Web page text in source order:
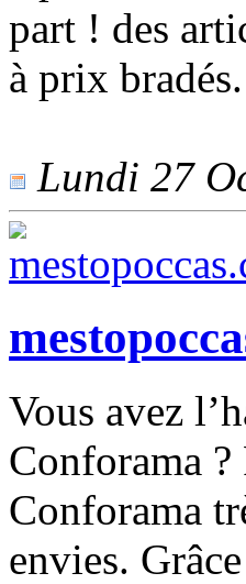
part ! des
à prix
Lundi 27
Vous avez
Conforama ?
Conforama
envies.